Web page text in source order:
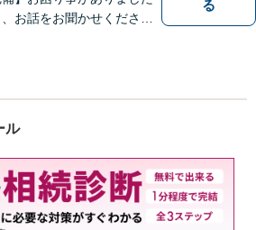
、お話をお聞かせくださ
る
ル